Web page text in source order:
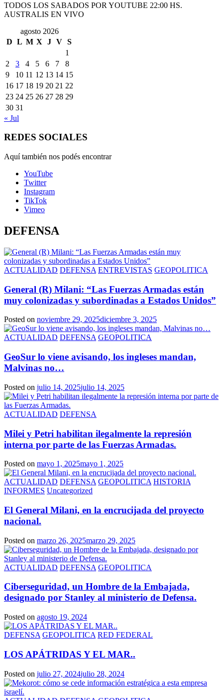
TODOS LOS SABADOS POR YOUTUBE 22:00 HS.
AUSTRALIS EN VIVO
agosto 2026
D L M X J V S
1
2
3 4 5 6 7
8
9
10 11 12 13 14 15
16 17 18 19 20 21 22
23 24 25 26 27 28 29
30 31
« Jul
REDES SOCIALES
Aquí también nos podés encontrar
YouTube
Twitter
Instagram
TikTok
Vimeo
DEFENSA
ACTUALIDAD DEFENSA ENTREVISTAS GEOPOLITICA
General (R) Milani: “Las Fuerzas Armadas están
muy colonizadas y subordinadas a Estados Unidos”
Posted on noviembre 29, 2025diciembre 3, 2025
ACTUALIDAD DEFENSA GEOPOLITICA
GeoSur lo viene avisando, los ingleses mandan,
Malvinas no…
Posted on julio 14, 2025julio 14, 2025
ACTUALIDAD DEFENSA
Milei y Petri habilitan ilegalmente la represión
interna por parte de las Fuerzas Armadas.
Posted on mayo 1, 2025mayo 1, 2025
ACTUALIDAD DEFENSA GEOPOLITICA HISTORIA
INFORMES Uncategorized
El General Milani, en la encrucijada del proyecto
nacional.
Posted on marzo 26, 2025marzo 29, 2025
ACTUALIDAD DEFENSA GEOPOLITICA
Ciberseguridad, un Hombre de la Embajada,
designado por Stanley al ministerio de Defensa.
Posted on agosto 19, 2024
DEFENSA GEOPOLITICA RED FEDERAL
LOS APÁTRIDAS Y EL MAR..
Posted on julio 27, 2024julio 28, 2024